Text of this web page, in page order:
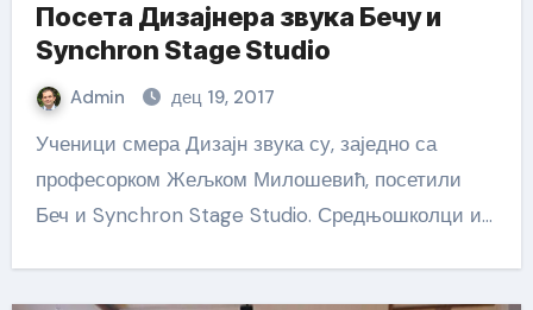
Посета Дизајнера звука Бечу и
Synchron Stage Studio
Admin дец 19, 2017
Ученици смера Дизајн звука су, заједно са
професорком Жељком Милошевић, посетили
Беч и Synchron Stage Studio. Средњошколци и…